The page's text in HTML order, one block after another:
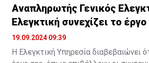
Αναπληρωτής Γενικός
Ελεγκτική συνεχίζει το έργο
19.09.2024 09:39
Η Ελεγκτική Υπηρεσία διαβεβαιώνει